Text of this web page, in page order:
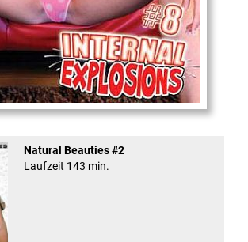
Natural Beauties #2
Laufzeit 143 min.